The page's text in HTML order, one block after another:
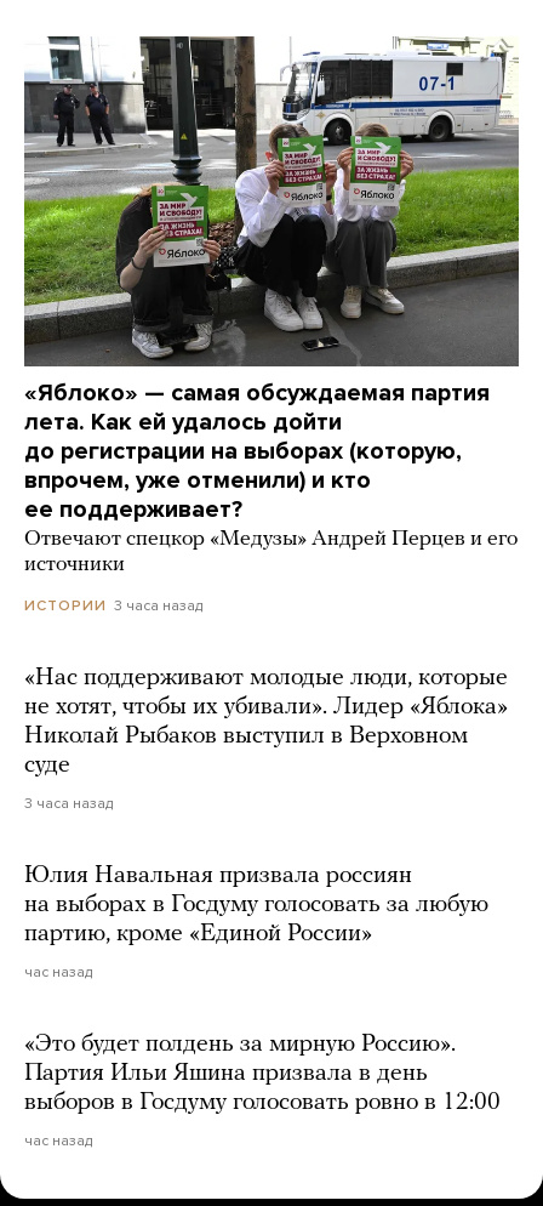
«Яблоко» — самая обсуждаемая партия
лета. Как ей удалось дойти
до регистрации на выборах (которую,
впрочем, уже отменили) и кто
ее поддерживает?
Отвечают спецкор «Медузы» Андрей Перцев и его
источники
ИСТОРИИ 3 часа назад
«Нас поддерживают молодые люди, которые
не хотят, чтобы их убивали». Лидер «Яблока»
Николай Рыбаков выступил в Верховном
суде
3 часа назад
Юлия Навальная призвала россиян
на выборах в Госдуму голосовать за любую
партию, кроме «Единой России»
час назад
«Это будет полдень за мирную Россию».
Партия Ильи Яшина призвала в день
выборов в Госдуму голосовать ровно в 12:00
час назад